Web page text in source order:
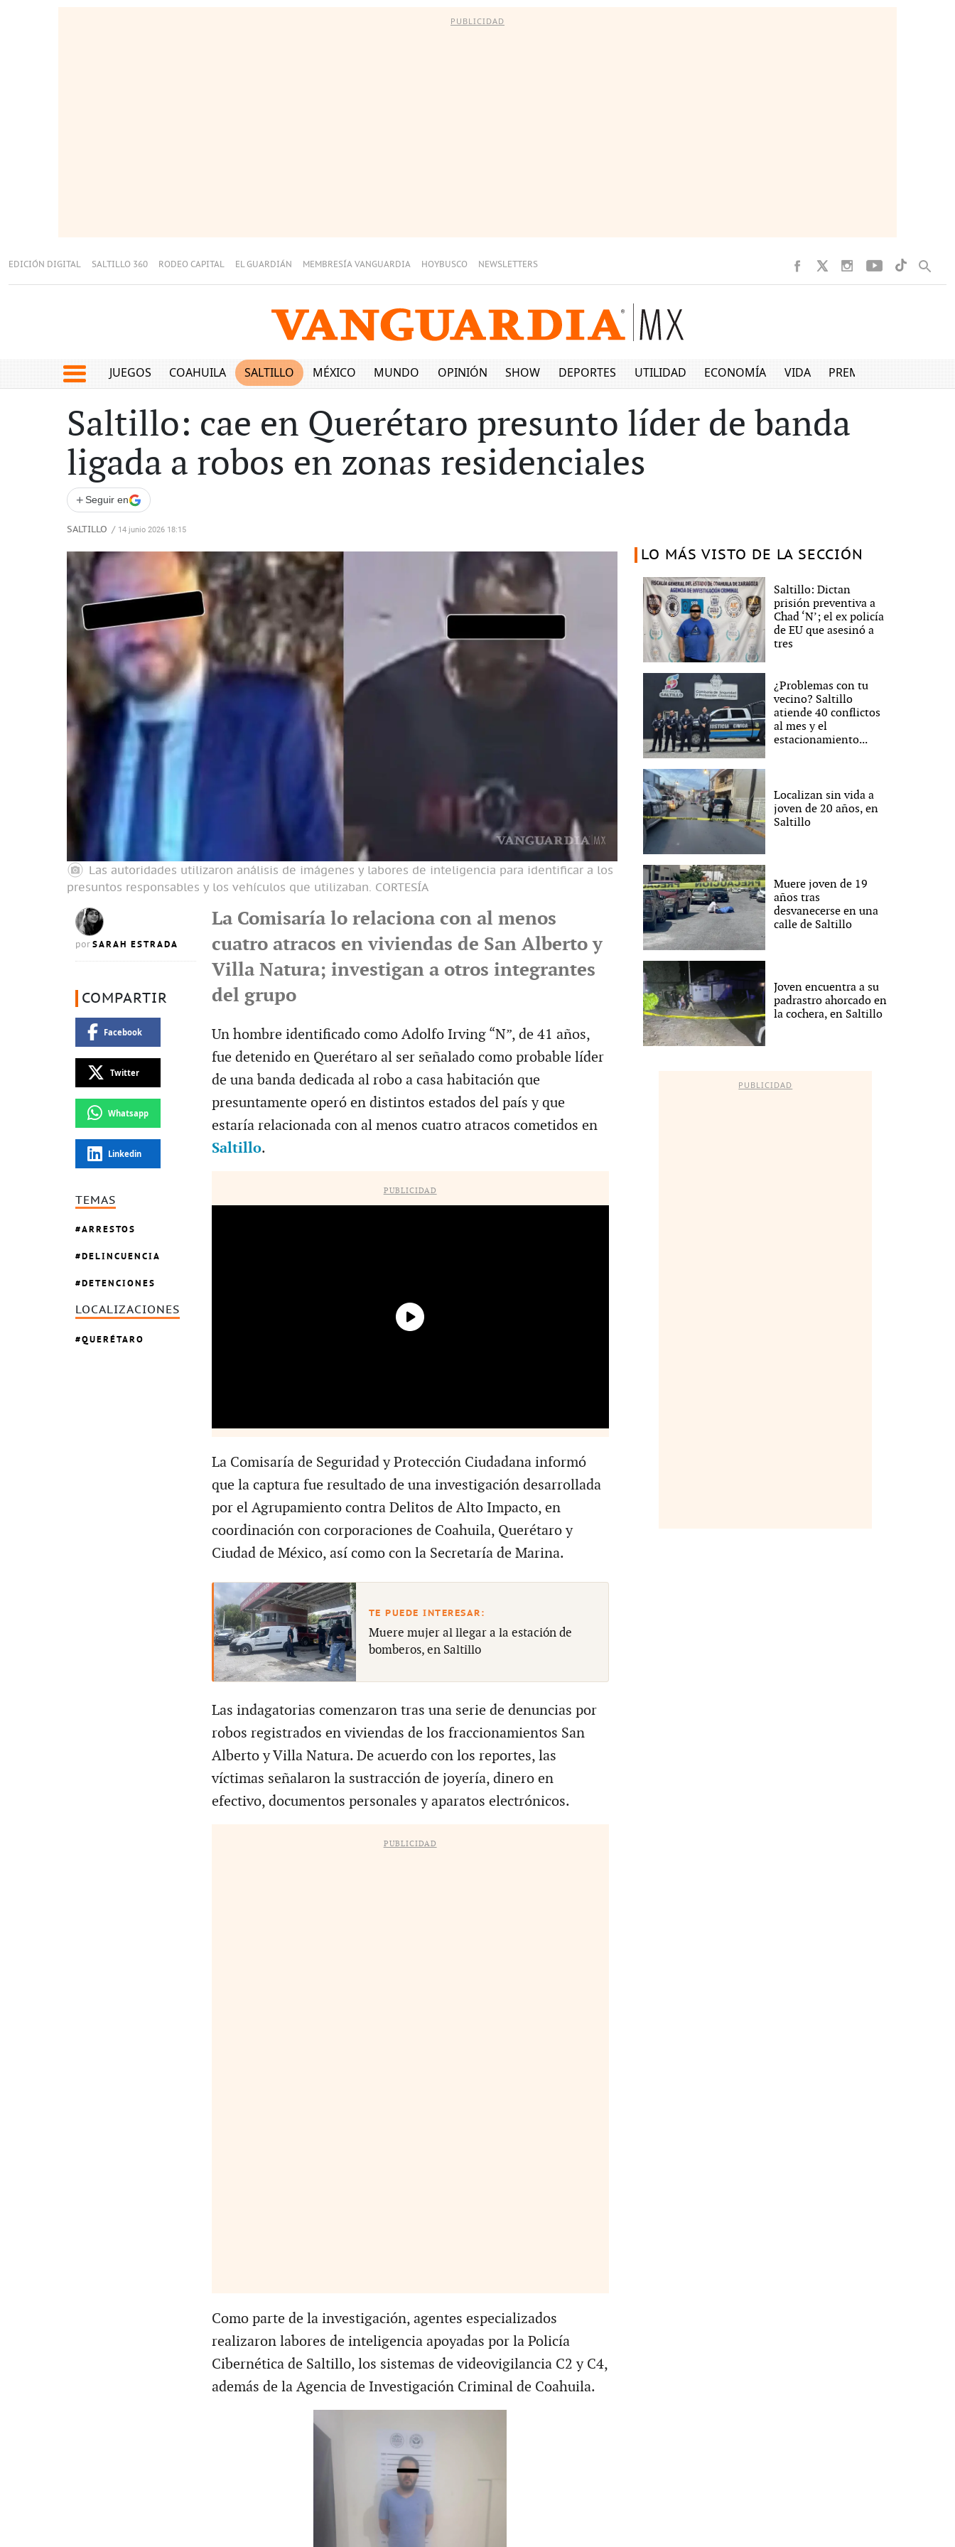
PUBLICIDAD
EDICIÓN DIGITAL SALTILLO 360 RODEO CAPITAL EL GUARDIÁN MEMBRESÍA VANGUARDIA HOYBUSCO NEWSLETTERS
JUEGOS COAHUILA SALTILLO MÉXICO MUNDO OPINIÓN SHOW DEPORTES UTILIDAD ECONOMÍA VIDA PREMIUM
Saltillo: cae en Querétaro presunto líder de banda
ligada a robos en zonas residenciales
+ Seguir en
SALTILLO / 14 junio 2026 18:15
Las autoridades utilizaron análisis de imágenes y labores de inteligencia para identificar a los
presuntos responsables y los vehículos que utilizaban. CORTESÍA
por SARAH ESTRADA
COMPARTIR
Facebook
Twitter
Whatsapp
Linkedin
TEMAS
ARRESTOS
DELINCUENCIA
DETENCIONES
LOCALIZACIONES
QUERÉTARO
La Comisaría lo relaciona con al menos
cuatro atracos en viviendas de San Alberto y
Villa Natura; investigan a otros integrantes
del grupo
Un hombre identificado como Adolfo Irving “N”, de 41 años,
fue detenido en Querétaro al ser señalado como probable líder
de una banda dedicada al robo a casa habitación que
presuntamente operó en distintos estados del país y que
estaría relacionada con al menos cuatro atracos cometidos en
Saltillo.
PUBLICIDAD
La Comisaría de Seguridad y Protección Ciudadana informó
que la captura fue resultado de una investigación desarrollada
por el Agrupamiento contra Delitos de Alto Impacto, en
coordinación con corporaciones de Coahuila, Querétaro y
Ciudad de México, así como con la Secretaría de Marina.
Muere mujer al llegar a la estación de
bomberos, en Saltillo
Las indagatorias comenzaron tras una serie de denuncias por
robos registrados en viviendas de los fraccionamientos San
Alberto y Villa Natura. De acuerdo con los reportes, las
víctimas señalaron la sustracción de joyería, dinero en
efectivo, documentos personales y aparatos electrónicos.
PUBLICIDAD
Como parte de la investigación, agentes especializados
realizaron labores de inteligencia apoyadas por la Policía
Cibernética de Saltillo, los sistemas de videovigilancia C2 y C4,
además de la Agencia de Investigación Criminal de Coahuila.
LO MÁS VISTO DE LA SECCIÓN
Saltillo: Dictan
prisión preventiva a
Chad ‘N’; el ex policía
de EU que asesinó a
tres
¿Problemas con tu
vecino? Saltillo
atiende 40 conflictos
al mes y el
estacionamiento...
Localizan sin vida a
joven de 20 años, en
Saltillo
Muere joven de 19
años tras
desvanecerse en una
calle de Saltillo
Joven encuentra a su
padrastro ahorcado en
la cochera, en Saltillo
PUBLICIDAD